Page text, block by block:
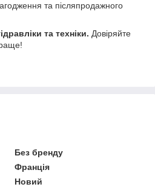
та післяпродажного
та техніки. Довіряйте
Без бренду
Франція
Новий